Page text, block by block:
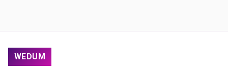
WEDUM